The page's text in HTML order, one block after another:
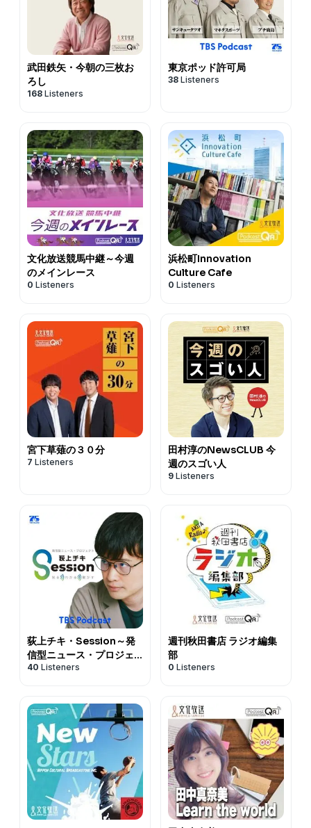
武田鉄矢・今朝の三枚お
ろし
168 Listeners
東京ポッド許可局
38 Listeners
文化放送競馬中継～今週
のメインレース
0 Listeners
浜松町Innovation
Culture Cafe
0 Listeners
宮下草薙の３０分
7 Listeners
田村淳のNewsCLUB 今
週のスゴい人
9 Listeners
荻上チキ・Session～発
信型ニュース・プロジェ
クト
40 Listeners
週刊秋田書店 ラジオ編集
部
0 Listeners